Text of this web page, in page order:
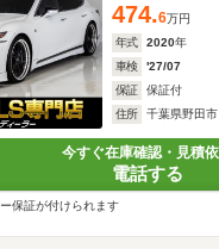
474.6万円
年式
2020年
車検
'27/07
保証
保証付
住所
千葉県野田市
今すぐ在庫確認・見積
電話する
保証が付けられます